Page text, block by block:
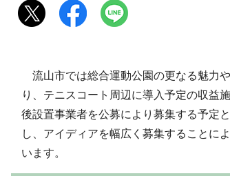
流山市では総合運動公園の更なる魅力
り、テニスコート周辺に導入予定の収益
後設置事業者を公募により募集する予定
し、アイディアを幅広く募集することに
います。